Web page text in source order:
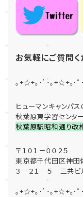
お気軽にご質問
｡+☆+｡･ﾟ･｡+☆+｡･
ヒューマンキャンパ
秋葉原東学習センタ
秋葉原駅昭和通り改
〒１０１－００２５
東京都千代田区神田
３－２１－５ 三共ビ
｡+☆+｡･ﾟ･｡+☆+｡･